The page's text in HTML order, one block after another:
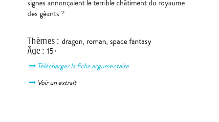
signes annonçaient le terrible châtiment du royaume
des géants ?
Thèmes: dragon, roman, space fantasy
Âge: 15+
Télécharger la fiche argumentaire
Voir un extrait